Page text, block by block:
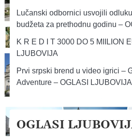
Lučanski odbornici usvojili
budžeta za prethodnu godinu –
K R E D I T 3000 DO 5 MIILION
LJUBOVIJA
Prvi srpski brend u video igrici –
Adventure – OGLASI LJUBOVIJA
OGLASI